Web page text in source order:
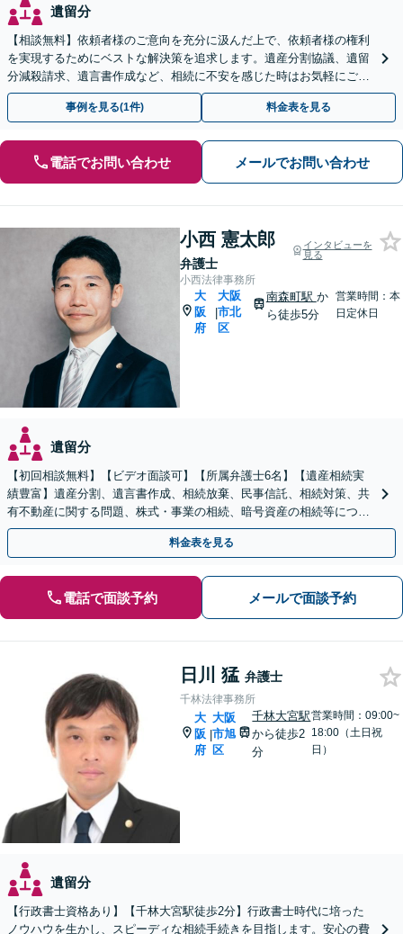
遺留分
【相談無料】依頼者様のご意向を充分に汲んだ上で、依頼者様の権利
を実現するためにベストな解決策を追求します。遺産分割協議、遺留
分減殺請求、遺言書作成など、相続に不安を感じた時はお気軽にご相
談ください。
事例を見る(1件) 料金表を見る
電話でお問い合わせ メールでお問い合わせ
小西 憲太郎
弁護士
インタビューを
見る
小西法律事務所
大
阪
府
|
大阪
市北
区
南森町駅 か
ら徒歩5分
営業時間：本
日定休日
遺留分
【初回相談無料】【ビデオ面談可】【所属弁護士6名】【遺産相続実
績豊富】遺産分割、遺言書作成、相続放棄、民事信託、相続対策、共
有不動産に関する問題、株式・事業の相続、暗号資産の相続等につき
豊富な対応実績。【バリアフリー】【完全個室】
料金表を見る
電話で面談予約 メールで面談予約
日川 猛 弁護士
千林法律事務所
大
阪
府
|
大阪
市旭
区
千林大宮駅
から徒歩2
分
営業時間：09:00~
18:00（土日祝
日）
遺留分
【行政書士資格あり】【千林大宮駅徒歩2分】行政書士時代に培った
ノウハウを生かし、スピーディな相続手続きを目指します。安心の費